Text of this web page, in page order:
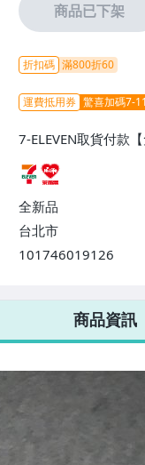
商品已下架
折扣碼 滿800折60
運費抵用券 驚喜加碼7-
7-ELEVEN取貨付款
全新品
台北市
101746019126
運費只要38元
金額、筆數，筆筆優
商品資訊